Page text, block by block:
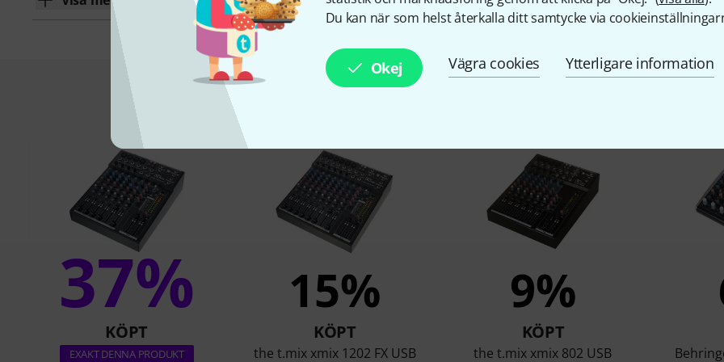
Du kan när som helst återkalla ditt samtycke via
Okej Vägra cookies Ytterligare information
Detta är vad kunder som tittade på
37%
KÖPT
EXAKT DENNA PRODUKT
15%
KÖPT
the t.mix xmix 1202 FX USB
9%
KÖPT
the t.mix xmix 802 USB